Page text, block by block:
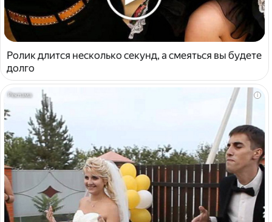
Ролик длится несколько секунд, а смеяться вы будете
долго
i